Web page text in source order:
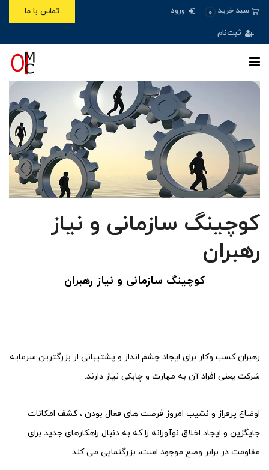
سبد خرید 0 ورود
ثبت‌نام
تماس با ما
کوچینگ سازمانی و نیاز
رهبران
کوچینگ سازمانی و نیاز رهبران
رهبران کسب وکار برای ایجاد چشم انداز و پشتیبانی از بزرگترین سرمایه
شرکت یعنی افراد آن به مهارت و چابکی نیاز دارند.
اوضاع پرفراز و نشیب امروز فرصت های فعال بودن ، کشف امکانات
جایگزین و ایجاد اخلاق نوآورانه را که به دنبال راهکارهای جدید برای
مقاومت در برابر وضع موجود است، بزرگنمایی می کند.